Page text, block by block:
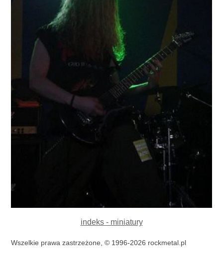
indeks - miniatury
Wszelkie prawa zastrzeżone, © 1996-2026 rockmetal.pl